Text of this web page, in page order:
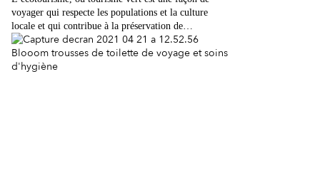
voyager qui respecte les populations et la culture
locale et qui contribue à la préservation de
l’environnement. Plus précisément, selon les
professionnels du voyage, voici les critères à respecter
pour expérimenter l’écotourisme : Critère n°1 :